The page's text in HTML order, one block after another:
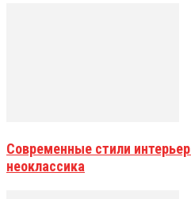
Современные стили
неоклассика